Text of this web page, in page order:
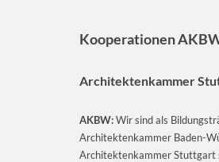
Kooperationen
Architektenkammer
AKBW:Wir sind als
Architektenkammer Baden-
Architektenkammer Stuttgart